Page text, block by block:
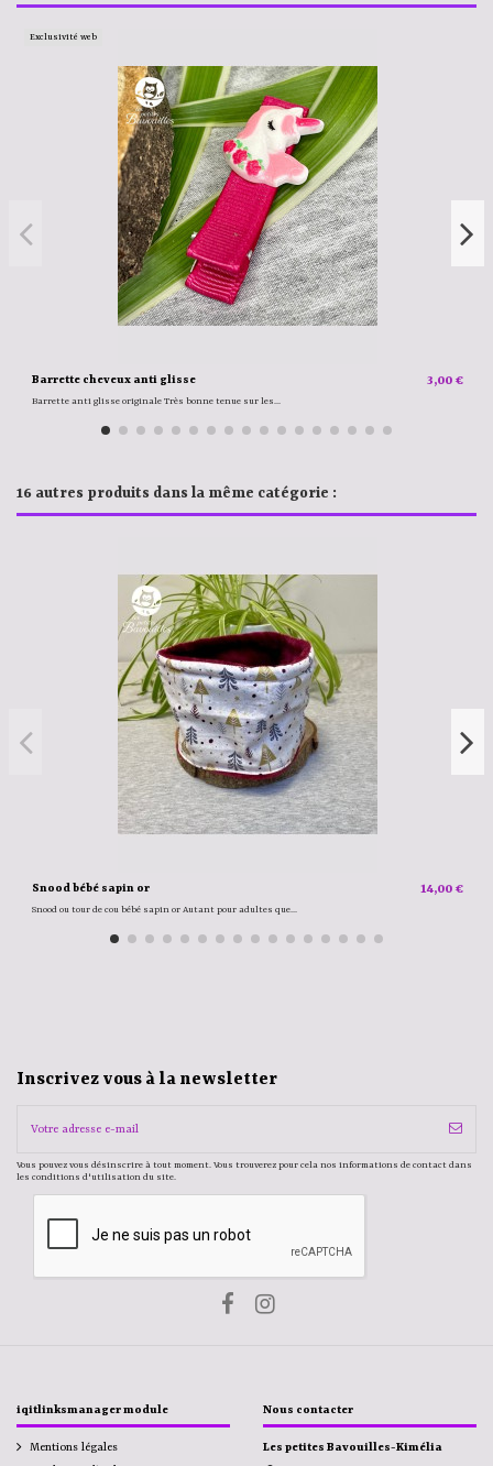
Exclusivité web
Barrette cheveux anti glisse 3,00 €
Barrette anti glisse originale Très bonne tenue sur les...
16 autres produits dans la même catégorie :
Snood bébé sapin or 14,00 €
Snood ou tour de cou bébé sapin or Autant pour adultes que...
Inscrivez vous à la newsletter
Vous pouvez vous désinscrire à tout moment. Vous trouverez pour cela nos informations de contact dans
les conditions d'utilisation du site.
iqitlinksmanager module
Mentions légales
Nous contacter
Les petites Bavouilles-Kimélia